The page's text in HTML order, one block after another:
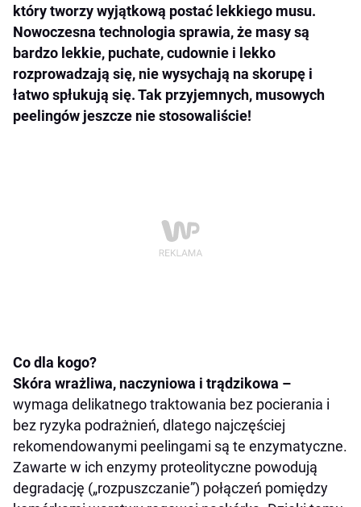
który tworzy wyjątkową postać lekkiego musu.
Nowoczesna technologia sprawia, że masy są
bardzo lekkie, puchate, cudownie i lekko
rozprowadzają się, nie wysychają na skorupę i
łatwo spłukują się. Tak przyjemnych, musowych
peelingów jeszcze nie stosowaliście!
Co dla kogo?
Skóra wrażliwa, naczyniowa i trądzikowa –
wymaga delikatnego traktowania bez pocierania i
bez ryzyka podrażnień, dlatego najczęściej
rekomendowanymi peelingami są te enzymatyczne.
Zawarte w ich enzymy proteolityczne powodują
degradację („rozpuszczanie”) połączeń pomiędzy